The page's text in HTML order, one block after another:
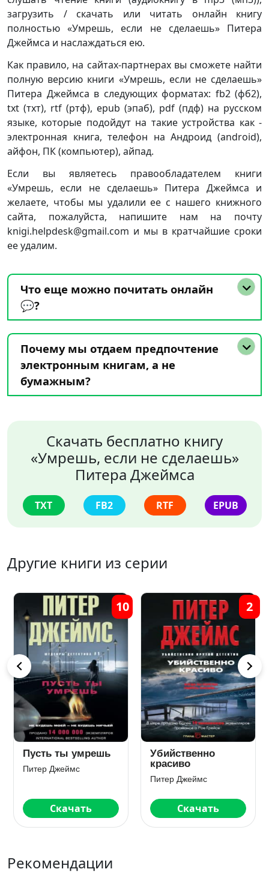
загрузить / скачать или читать онлайн книгу
полностью «Умрешь, если не сделаешь» Питера
Джеймса и наслаждаться ею.
Как правило, на сайтах-партнерах вы сможете найти
полную версию книги «Умрешь, если не сделаешь»
Питера Джеймса в следующих форматах: fb2 (фб2),
txt (тхт), rtf (ртф), epub (эпаб), pdf (пдф) на русском
языке, которые подойдут на такие устройства как -
электронная книга, телефон на Андроид (android),
айфон, ПК (компьютер), айпад.
Если вы являетесь правообладателем книги
«Умрешь, если не сделаешь» Питера Джеймса и
желаете, чтобы мы удалили ее с нашего книжного
сайта, пожалуйста, напишите нам на почту
knigi.helpdesk@gmail.com и мы в кратчайшие сроки
ее удалим.
Что еще можно почитать онлайн
💬?
Почему мы отдаем предпочтение
электронным книгам, а не
бумажным?
Скачать бесплатно книгу
«Умрешь, если не сделаешь»
Питера Джеймса
TXT FB2 RTF EPUB
Другие книги из серии
Умри завтра
Питер Джеймс
Скачать
5
Убийственно
просто
Питер Джеймс
Скачать
1
Рекомендации